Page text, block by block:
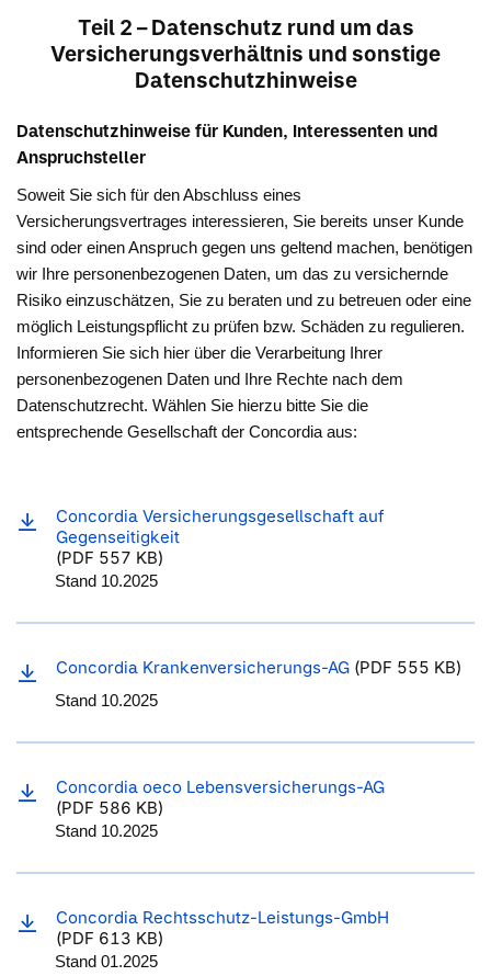
Teil 2 – Datenschutz rund um das
Versicherungsverhältnis und sonstige
Datenschutzhinweise
Datenschutzhinweise für Kunden, Interessenten und
Anspruchsteller
Soweit Sie sich für den Abschluss eines
Versicherungsvertrages interessieren, Sie bereits unser Kunde
sind oder einen Anspruch gegen uns geltend machen, benötigen
wir Ihre personenbezogenen Daten, um das zu versichernde
Risiko einzuschätzen, Sie zu beraten und zu betreuen oder eine
möglich Leistungspflicht zu prüfen bzw. Schäden zu regulieren.
Informieren Sie sich hier über die Verarbeitung Ihrer
personenbezogenen Daten und Ihre Rechte nach dem
Datenschutzrecht. Wählen Sie hierzu bitte Sie die
entsprechende Gesellschaft der Concordia aus:
Concordia Versicherungsgesellschaft auf
Gegenseitigkeit
(PDF 557 KB)
Stand 10.2025
Concordia Krankenversicherungs-AG (PDF 555 KB)
Stand 10.2025
Concordia oeco Lebensversicherungs-AG
(PDF 586 KB)
Stand 10.2025
Concordia Rechtsschutz-Leistungs-GmbH
(PDF 613 KB)
Stand 01.2025